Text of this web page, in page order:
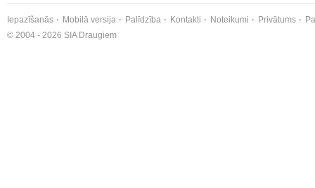
Iepazīšanās Mobilā versija Palīdzība Kontakti Noteikumi Privātums
© 2004 - 2026 SIA Draugiem